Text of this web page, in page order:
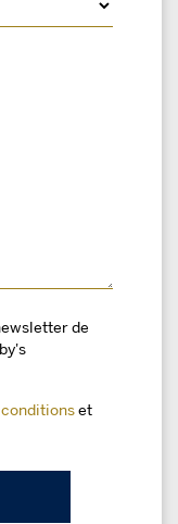
de
et